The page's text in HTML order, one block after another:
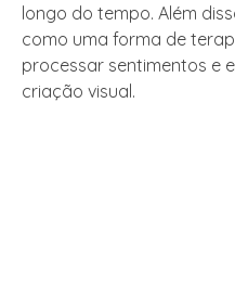
longo do tempo. Além
como uma forma de
processar sentimentos e
criação visual.